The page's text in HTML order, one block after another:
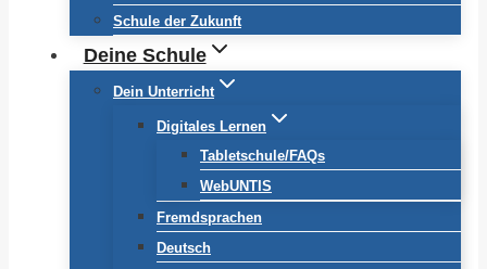
Schule der Zukunft
Deine Schule
Dein Unterricht
Digitales Lernen
Tabletschule/FAQs
WebUNTIS
Fremdsprachen
Deutsch